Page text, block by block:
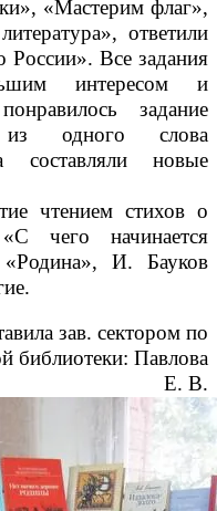
«Мастерим флаг»,
ответили
России». Все задания
интересом и
задание
одного слова
новые
чтением стихов о
чего начинается
И. Бауков
зав. сектором по
библиотеки: Павлова
Е. В.